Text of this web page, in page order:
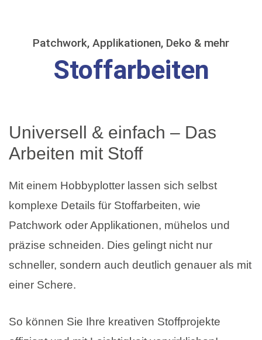
Patchwork, Applikationen, Deko & mehr
Stoffarbeiten
Universell & einfach – Das
Arbeiten mit Stoff
Mit einem Hobbyplotter lassen sich selbst
komplexe Details für Stoffarbeiten, wie
Patchwork oder Applikationen, mühelos und
präzise schneiden. Dies gelingt nicht nur
schneller, sondern auch deutlich genauer als mit
einer Schere.
So können Sie Ihre kreativen Stoffprojekte